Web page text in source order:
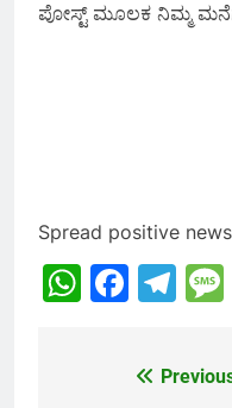
ಪೋಸ್ಟ್ ಮೂಲಕ ನಿಮ್ಮ ಮನೆಗೆ
Spread positive news